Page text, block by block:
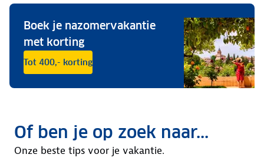
Boek je nazomervakantie
met korting
Tot 400,- korting
Of ben je op zoek naar...
Onze beste tips voor je vakantie.